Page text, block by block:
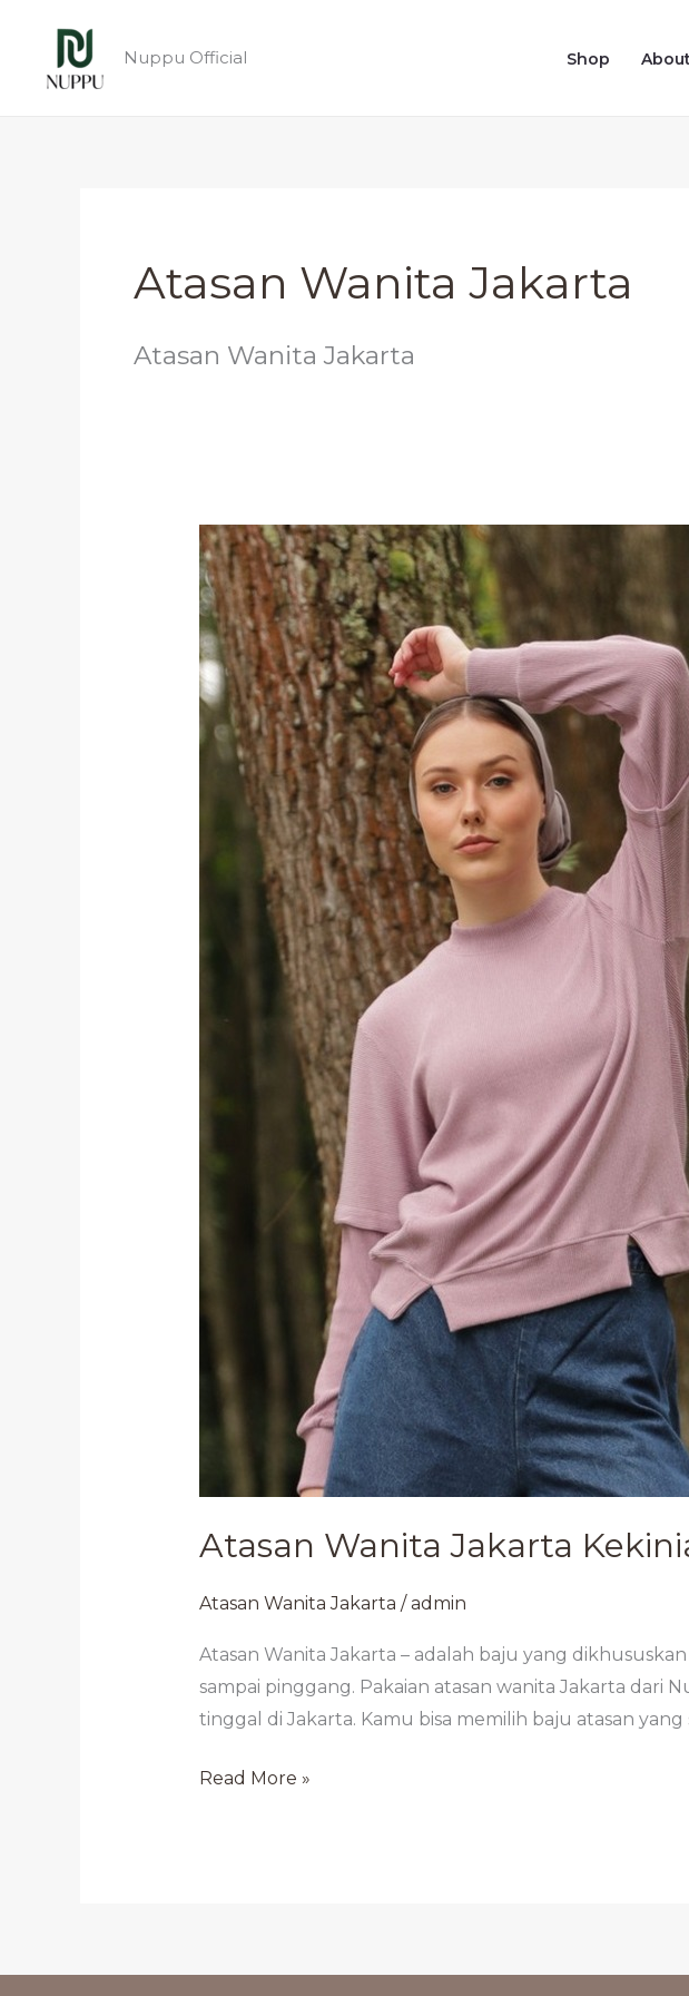
konten
Nuppu Official Shop About
Atasan Wanita Jakarta
Atasan Wanita Jakarta
Atasan Wanita Jakarta
Atasan Wanita Jakarta / admin
Atasan Wanita Jakarta – adalah baju yang
sampai pinggang. Pakaian atasan wanita Jakarta dari
tinggal di Jakarta. Kamu bisa memilih baju atasan
Atasan
Wanita
Jakarta
Kekinian
Read More »